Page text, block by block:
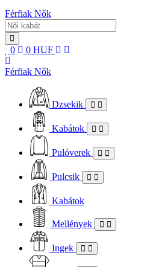
Férfiak Nők
0 0 HUF
Férfiak Nők
Dzsekik
Kabátok
Pulóverek
Pulcsik
Kabátok
Mellények
Ingek